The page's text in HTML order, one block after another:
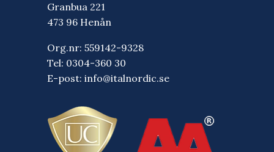
Granbua 221
473 96 Henån
Org.nr: 559142-9328
Tel: 0304-360 30
E-post: info@italnordic.se